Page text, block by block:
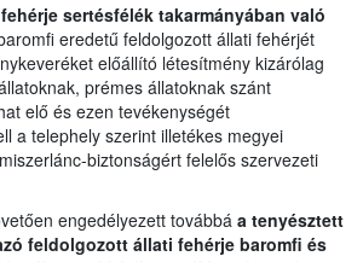
sertésfélék takarmányában való
eredetű feldolgozott állati fehérjét
előállító létesítmény kizárólag
prémes állatoknak szánt
elő és ezen tevékenységét
a telephely szerint illetékes megyei
biztonságért felelős szervezeti
engedélyezett továbbá a tenyésztett
feldolgozott állati fehérje baromfi és